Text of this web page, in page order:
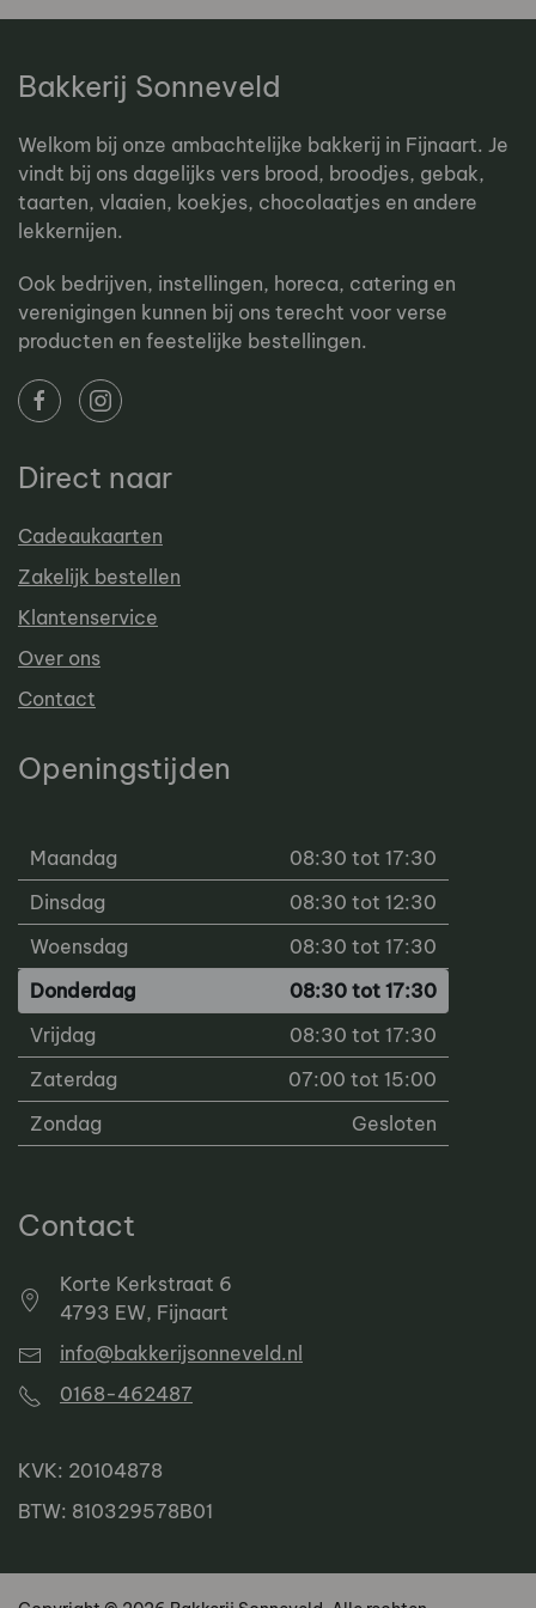
Bakkerij Sonneveld
Welkom bij onze ambachtelijke bakkerij in Fijnaart. Je
vindt bij ons dagelijks vers brood, broodjes, gebak,
taarten, vlaaien, koekjes, chocolaatjes en andere
lekkernijen.
Ook bedrijven, instellingen, horeca, catering en
verenigingen kunnen bij ons terecht voor verse
producten en feestelijke bestellingen.
Direct naar
Cadeaukaarten
Zakelijk bestellen
Klantenservice
Over ons
Contact
Openingstijden
Maandag
08:30 tot 17:30
Dinsdag
08:30 tot 12:30
Woensdag
08:30 tot 17:30
Donderdag
08:30 tot 17:30
Vrijdag
08:30 tot 17:30
Zaterdag
07:00 tot 15:00
Zondag
Gesloten
Contact
Korte Kerkstraat 6
4793 EW, Fijnaart
info@bakkerijsonneveld.nl
0168-462487
KVK: 20104878
BTW: 810329578B01